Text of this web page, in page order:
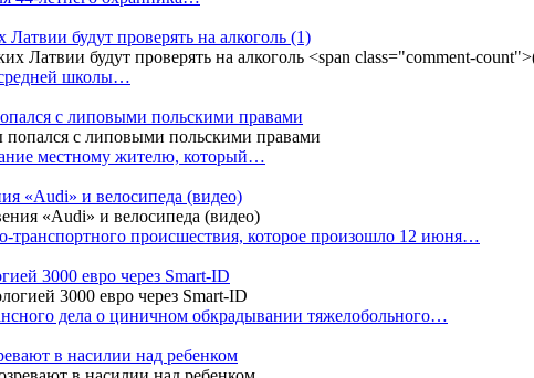
будут проверять на алкоголь (1)
школы…
с липовыми польскими правами
местному жителю, который…
«Audi» и велосипеда (видео)
транспортного происшествия, которое произошло 12 июня…
3000 евро через Smart-ID
дела о циничном обкрадывании тяжелобольного…
в насилии над ребенком